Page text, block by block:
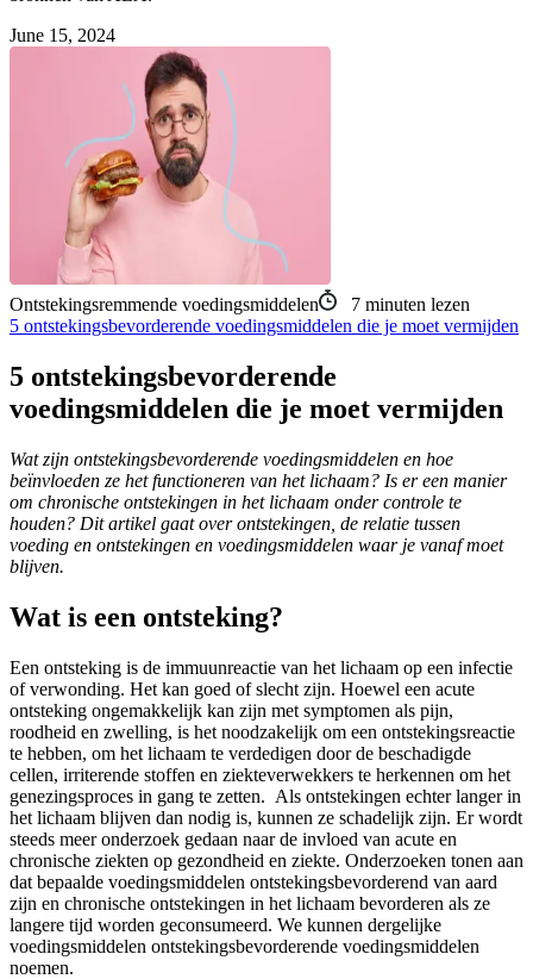
June 15, 2024
Ontstekingsremmende voedingsmiddelen 7 minuten lezen
5 ontstekingsbevorderende voedingsmiddelen die je moet vermijden
5 ontstekingsbevorderende
voedingsmiddelen die je moet vermijden
Wat zijn ontstekingsbevorderende voedingsmiddelen en hoe
beïnvloeden ze het functioneren van het lichaam? Is er een manier
om chronische ontstekingen in het lichaam onder controle te
houden? Dit artikel gaat over ontstekingen, de relatie tussen
voeding en ontstekingen en voedingsmiddelen waar je vanaf moet
blijven.
Wat is een ontsteking?
Een ontsteking is de immuunreactie van het lichaam op een infectie
of verwonding. Het kan goed of slecht zijn. Hoewel een acute
ontsteking ongemakkelijk kan zijn met symptomen als pijn,
roodheid en zwelling, is het noodzakelijk om een ontstekingsreactie
te hebben, om het lichaam te verdedigen door de beschadigde
cellen, irriterende stoffen en ziekteverwekkers te herkennen om het
genezingsproces in gang te zetten. Als ontstekingen echter langer in
het lichaam blijven dan nodig is, kunnen ze schadelijk zijn. Er wordt
steeds meer onderzoek gedaan naar de invloed van acute en
chronische ziekten op gezondheid en ziekte. Onderzoeken tonen aan
dat bepaalde voedingsmiddelen ontstekingsbevorderend van aard
zijn en chronische ontstekingen in het lichaam bevorderen als ze
langere tijd worden geconsumeerd. We kunnen dergelijke
voedingsmiddelen ontstekingsbevorderende voedingsmiddelen
noemen.